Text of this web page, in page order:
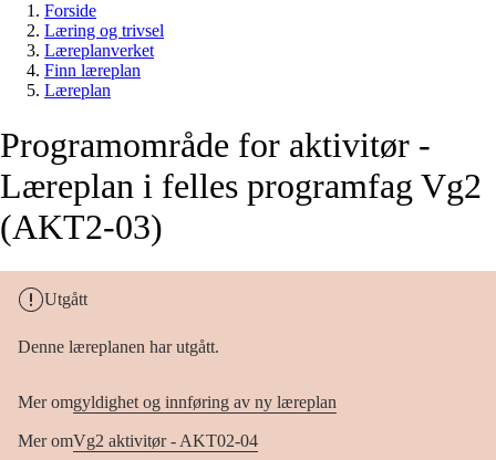
Forside
Læring og trivsel
Læreplanverket
Finn læreplan
Læreplan
Programområde for aktivitør -
Læreplan i felles programfag Vg2
(AKT2-03)
Utgått
Denne læreplanen har utgått.
Mer omgyldighet og innføring av ny læreplan
Mer omVg2 aktivitør - AKT02-04